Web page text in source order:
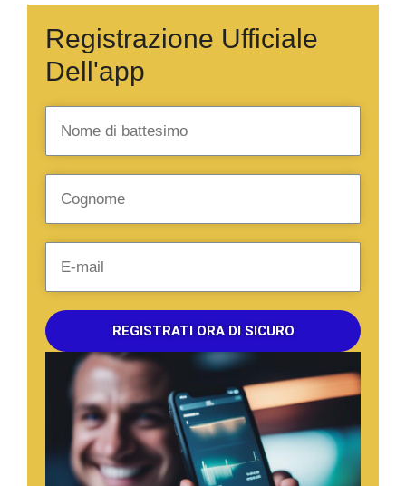
Registrazione Ufficiale
Dell'app
REGISTRATI ORA DI SICURO